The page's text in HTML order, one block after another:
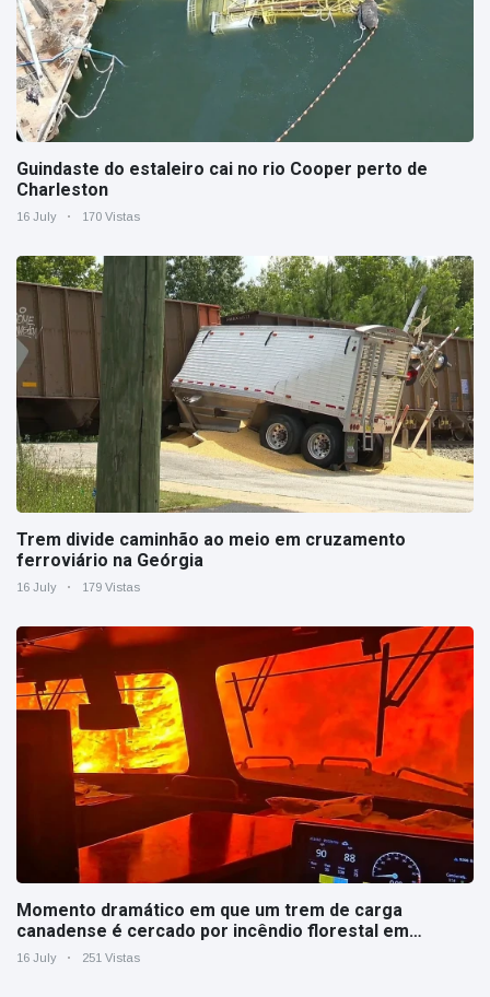
Guindaste do estaleiro cai no rio Cooper perto de
Charleston
16 July 170 Vistas
Trem divide caminhão ao meio em cruzamento
ferroviário na Geórgia
16 July 179 Vistas
Momento dramático em que um trem de carga
canadense é cercado por incêndio florestal em
Ontário
16 July 251 Vistas